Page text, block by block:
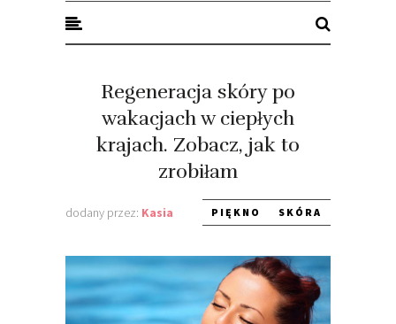
Regeneracja skóry po
wakacjach w ciepłych
krajach. Zobacz, jak to
zrobiłam
dodany przez: Kasia PIĘKNO SKÓRA